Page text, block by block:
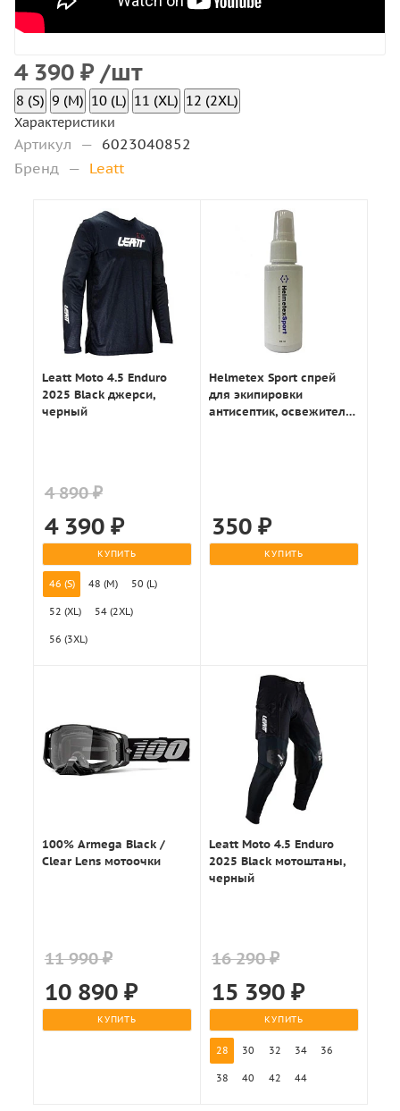
4 390 ₽ /шт
8 (S) 9 (M) 10 (L) 11 (XL) 12 (2XL)
Характеристики
Артикул — 6023040852
Бренд — Leatt
Leatt Moto 4.5 Enduro
2025 Black джерси,
черный
4 890 ₽
4 390₽
КУПИТЬ
46 (S) 48 (M) 50 (L)
52 (XL) 54 (2XL)
56 (3XL)
Helmetex Sport спрей
для экипировки
антисептик, освежитель
350 ₽
КУПИТЬ
100% Armega Black /
Clear Lens мотоочки
11 990 ₽
10 890₽
КУПИТЬ
Leatt Moto 4.5 Enduro
2025 Black мотоштаны,
черный
16 290 ₽
15 390 ₽
КУПИТЬ
28 30 32 34 36
38 40 42 44